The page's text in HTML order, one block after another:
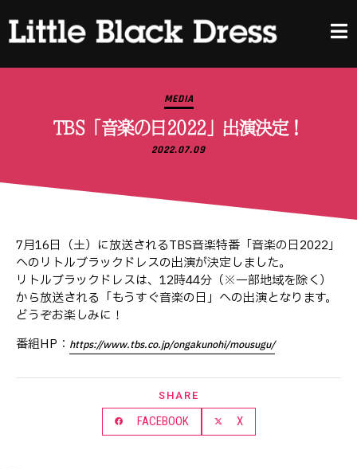
MEDIA
TBS「音楽の日2022」出演決定！
2022.07.09
7月16日（土）に放送されるTBS音楽特番「音楽の日2022」
へのリトルブラックドレスの出演が決定しました。
リトルブラックドレスは、12時44分（※一部地域を除く）
から放送される「もうすぐ音楽の日」への出演となります。
どうぞお楽しみに！
番組HP： https://www.tbs.co.jp/ongakunohi/mousugu/
SHARE
FACEBOOK X